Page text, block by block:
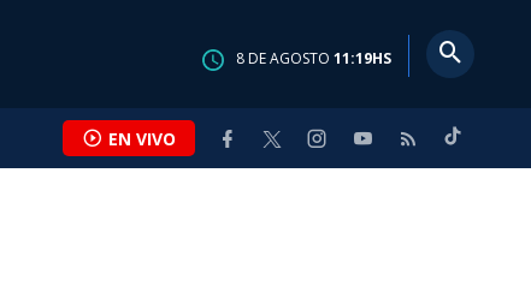
8 DEAGOSTO 11:19HS
EN VIVO